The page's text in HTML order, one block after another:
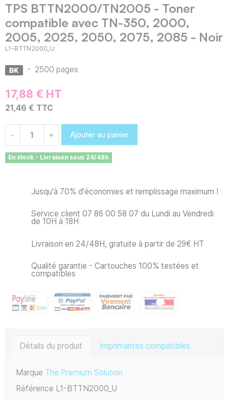
TPS BTTN2000/TN2005 - Toner
compatible avec TN-350, 2000,
2005, 2025, 2050, 2075, 2085 - Noir
L1-BTTN2000_U
- 2500 pages
17,88 € HT
21,46 € TTC
- + Ajouter au panier
En stock - Livraison sous 24/48h
Jusqu'à 70% d'économies et remplissage maximum !
Service client 07 86 00 58 07 du Lundi au Vendredi
de 10H à 18H
Livraison en 24/48H, gratuite à partir de 29€ HT
Qualité garantie - Cartouches 100% testées et
compatibles
Détails du produit Imprimantes compatibles
Marque The Premium Solution
Référence L1-BTTN2000_U